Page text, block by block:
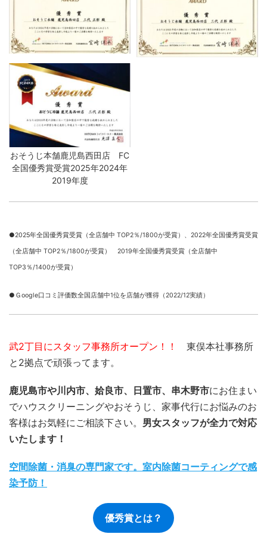
おそうじ本舗鹿児島西田店 FC
全国優秀賞受賞2025年2024年
2019年度
●2025年全国優秀賞受賞（全店舗中 TOP2％/1800が受賞）、 2022年全国優秀賞受賞
（全店舗中 TOP2％/1800が受賞） 2019年全国優秀賞受賞（全店舗中
TOP3％/1400が受賞）
●Ｇoogle口コミ評価数全国店舗中1位を店舗が獲得（2022/12実績）
武2丁目にスタッフ事務所オープン！！
東俣本社事務所
と2拠点で頑張ってます。
鹿児島市や川内市、姶良市、日置市、串木野市にお住まい
でハウスクリーニングやおそうじ、家事代行にお悩みのお
客様はお気軽にご相談下さい。 男女スタッフが全力で対応
いたします！
空間除菌・消臭の専門家です。室内除菌コーティングで感
染予防！
優秀賞とは？